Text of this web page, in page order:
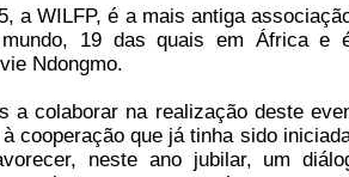
a WILFP, é a mais antiga
19 das quais em África e
Ndongmo.
a colaborar na realização deste
cooperação que já tinha sido
neste ano jubilar, um